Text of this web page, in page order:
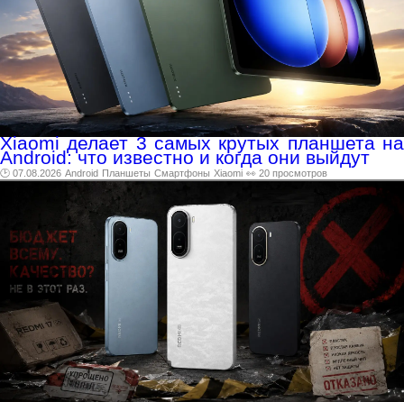
Xiaomi делает 3 самых крутых планшета на
Android: что известно и когда они выйдут
🕑 07.08.2026 Android Планшеты Смартфоны Xiaomi 👀 20 просмотров